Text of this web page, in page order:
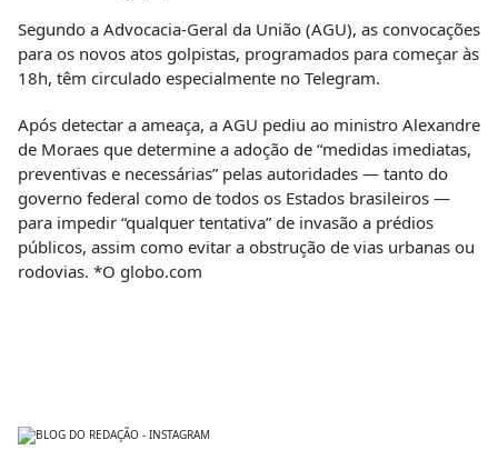
Segundo a Advocacia-Geral da União (AGU), as convocações
para os novos atos golpistas, programados para começar às
18h, têm circulado especialmente no Telegram.
Após detectar a ameaça, a AGU pediu ao ministro Alexandre
de Moraes que determine a adoção de “medidas imediatas,
preventivas e necessárias” pelas autoridades — tanto do
governo federal como de todos os Estados brasileiros —
para impedir “qualquer tentativa” de invasão a prédios
públicos, assim como evitar a obstrução de vias urbanas ou
rodovias. *O globo.com